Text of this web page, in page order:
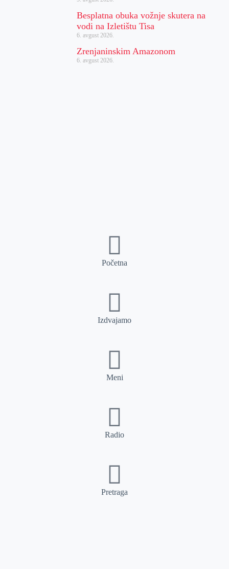
Besplatna obuka vožnje skutera na
vodi na Izletištu Tisa
6. avgust 2026.
Zrenjaninskim Amazonom
6. avgust 2026.
Početna
Izdvajamo
Meni
Radio
Pretraga